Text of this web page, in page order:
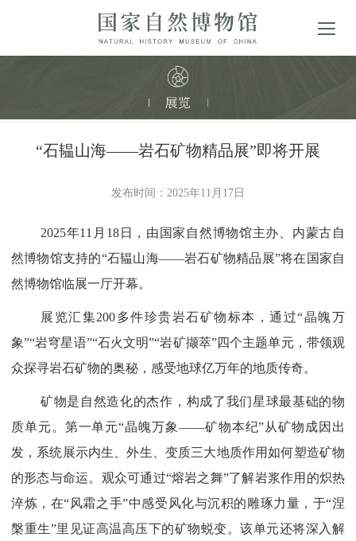
“石韫山海——岩石矿物精品展”即将开展
发布时间：2025年11月17日
2025年11月18日，由国家自然博物馆主办、内蒙古自
然博物馆支持的“石韫山海——岩石矿物精品展”将在国家自
然博物馆临展一厅开幕。
展览汇集200多件珍贵岩石矿物标本，通过“晶魄万
象”“岩穹星语”“石火文明”“岩矿撷萃”四个主题单元，带领观
众探寻岩石矿物的奥秘，感受地球亿万年的地质传奇。
矿物是自然造化的杰作，构成了我们星球最基础的物
质单元。第一单元“晶魄万象——矿物本纪”从矿物成因出
发，系统展示内生、外生、变质三大地质作用如何塑造矿物
的形态与命运。观众可通过“熔岩之舞”了解岩浆作用的炽热
淬炼，在“风霜之手”中感受风化与沉积的雕琢力量，于“涅
槃重生”里见证高温高压下的矿物蜕变。该单元还将深入解